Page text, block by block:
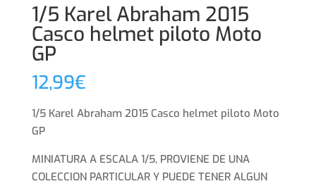
1/5 Karel Abraham 2015
Casco helmet piloto Moto
GP
12,99€
1/5 Karel Abraham 2015 Casco helmet piloto Moto
GP
MINIATURA A ESCALA 1/5, PROVIENE DE UNA
COLECCION PARTICULAR Y PUEDE TENER ALGUN